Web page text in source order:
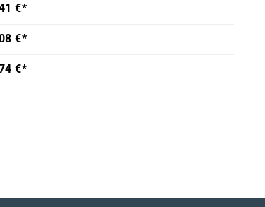
€*
€*
€*